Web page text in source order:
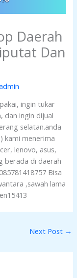
Daerah
Dan
ingin tukar
dan ingin dijual
selatan.anda
kami menerima
lenovo, asus,
berada di daerah
Bisa
,sawah lama
Next Post →